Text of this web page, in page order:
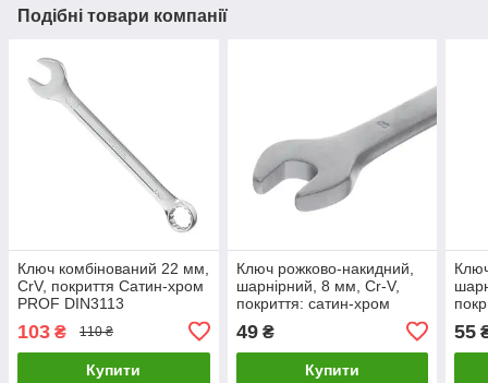
Подібні товари компанії
Ключ комбінований 22 мм,
CrV, покриття Сатин-хром
PROF DIN3113
LuxPrice
103 ₴ 110 ₴
Купити
Ключ рожково-накидний,
шарнірний, 8 мм, Cr-V,
покриття: сатин-хром
1408LuxPrice
49₴
Купити
55